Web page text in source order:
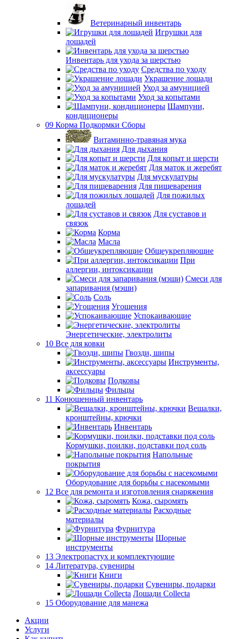
Ветеринарный инвентарь
Игрушки для
лошадей
Инвентарь для ухода за шерстью
Средства по уходу
Украшение лошади
Уход за амуницией
Уход за копытами
Шампуни,
кондиционеры
09 Корма Подкормки Сборы
Витаминно-травяная мука
Для дыхания
Для копыт и шерсти
Для маток и жеребят
Для мускулатуры
Для пищеварения
Для пожилых
лошадей
Для суставов и
связок
Корма
Масла
Общеукрепляющие
При
аллергии, интоксикации
Смеси для
запаривания (мэши)
Соль
Угощения
Успокаивающие
Энергетические, электролиты
10 Все для ковки
Гвозди, шипы
Инструменты,
аксессуары
Подковы
Фильцы
11 Конюшенный инвентарь
Вешалки,
кронштейны, крючки
Инвентарь
Кормушки, поилки, подставки под соль
Напольные
покрытия
Оборудование для борьбы с насекомыми
12 Все для ремонта и изготовления снаряжения
Кожа, сыромять
Расходные
материалы
Фурнитура
Шорные
инструменты
13 Электропастух и комплектующие
14 Литература, сувениры
Книги
Сувениры, подарки
Лошади Collecta
15 Оборудование для манежа
Акции
Услуги